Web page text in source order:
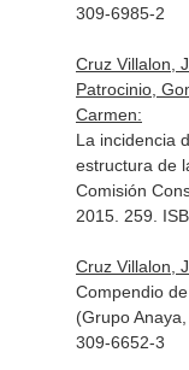
309-6985-2
Cruz Villalon,
Patrocinio,
Carmen:
La incidencia
estructura de
Comisión
2015. 259.
Cruz Villalon,
Compendio
(Grupo
309-6652-3